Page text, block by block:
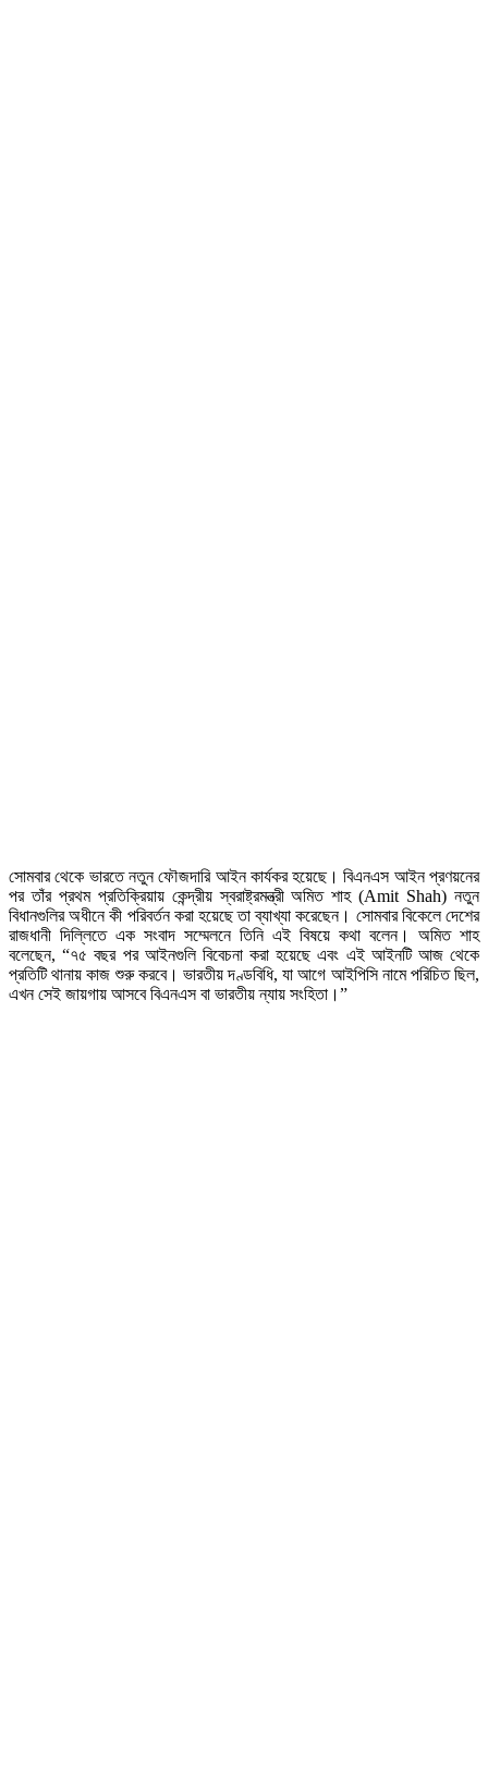
সোমবার থেকে ভারতে নতুন ফৌজদারি আইন কার্যকর হয়েছে। বিএনএস আইন প্রণয়নের
পর তাঁর প্রথম প্রতিক্রিয়ায় কেন্দ্রীয় স্বরাষ্ট্রমন্ত্রী অমিত শাহ (Amit Shah) নতুন
বিধানগুলির অধীনে কী পরিবর্তন করা হয়েছে তা ব্যাখ্যা করেছেন। সোমবার বিকেলে দেশের
রাজধানী দিল্লিতে এক সংবাদ সম্মেলনে তিনি এই বিষয়ে কথা বলেন। অমিত শাহ
বলেছেন, “৭৫ বছর পর আইনগুলি বিবেচনা করা হয়েছে এবং এই আইনটি আজ থেকে
প্রতিটি থানায় কাজ শুরু করবে। ভারতীয় দণ্ডবিধি, যা আগে আইপিসি নামে পরিচিত ছিল,
এখন সেই জায়গায় আসবে বিএনএস বা ভারতীয় ন্যায় সংহিতা।”